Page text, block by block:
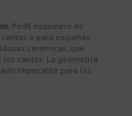
. Perfil esquinero de
o para esquinas
cerámicas, que
cantos. La geometría
impecable para los